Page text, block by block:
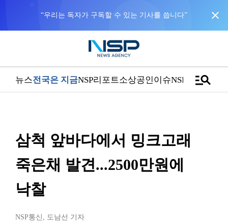
“우리는 독자가 구독할 수 있는 기사를 씁니다” close
뉴스전국은 지금NSP리포트소상공인이슈NSPTVmanage_search
삼척 앞바다에서 밍크고래
죽은채 발견...2500만원에
낙찰
NSP통신 , 도남선 기자